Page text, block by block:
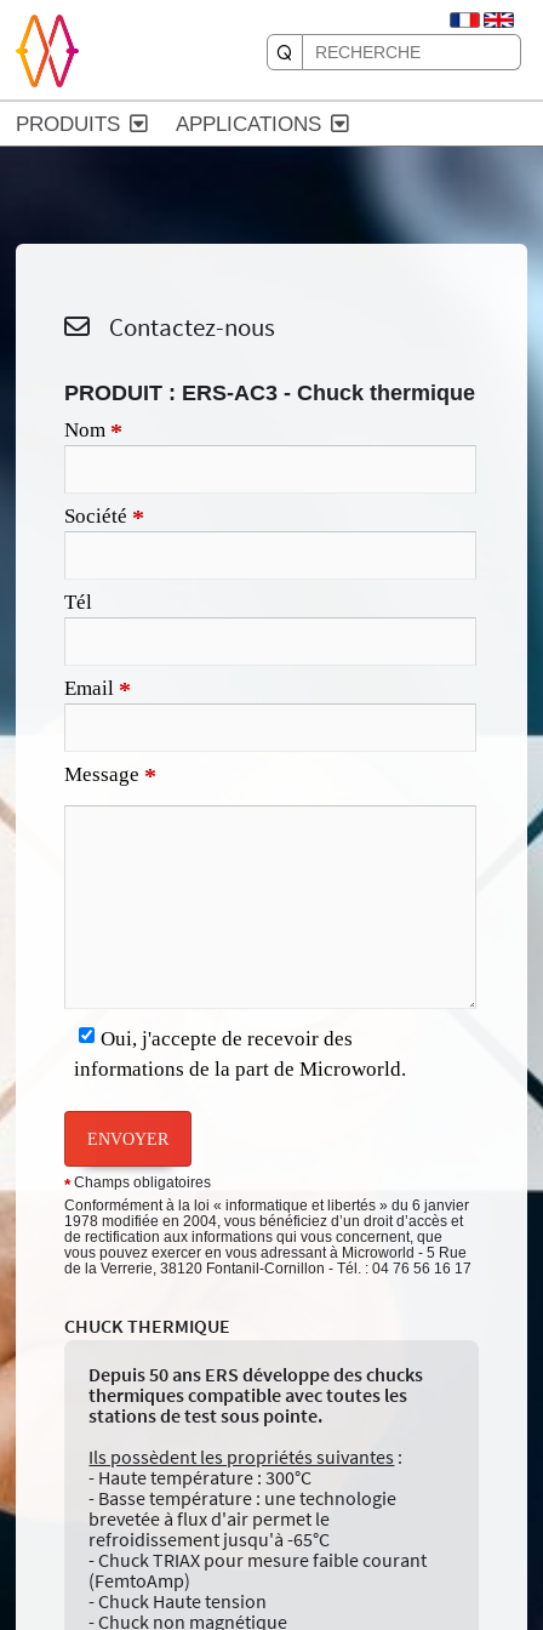
PRODUITS APPLICATIONS
Contactez-nous
PRODUIT : ERS-AC3 - Chuck thermique
Nom *
Société *
Tél
Email *
Message *
Oui, j'accepte de recevoir des
informations de la part de Microworld.
ENVOYER
*Champs obligatoires
Conformément à la loi « informatique et libertés » du 6 janvier
1978 modifiée en 2004, vous bénéficiez d’un droit d’accès et
de rectification aux informations qui vous concernent, que
vous pouvez exercer en vous adressant à Microworld - 5 Rue
de la Verrerie, 38120 Fontanil-Cornillon - Tél. : 04 76 56 16 17
CHUCK THERMIQUE
Depuis 50 ans ERS développe des chucks
thermiques compatible avec toutes les
stations de test sous pointe.
Ils possèdent les propriétés suivantes :
- Haute température : 300°C
- Basse température : une technologie
brevetée à flux d'air permet le
refroidissement jusqu'à -65°C
- Chuck TRIAX pour mesure faible courant
(FemtoAmp)
- Chuck Haute tension
- Chuck non magnétique